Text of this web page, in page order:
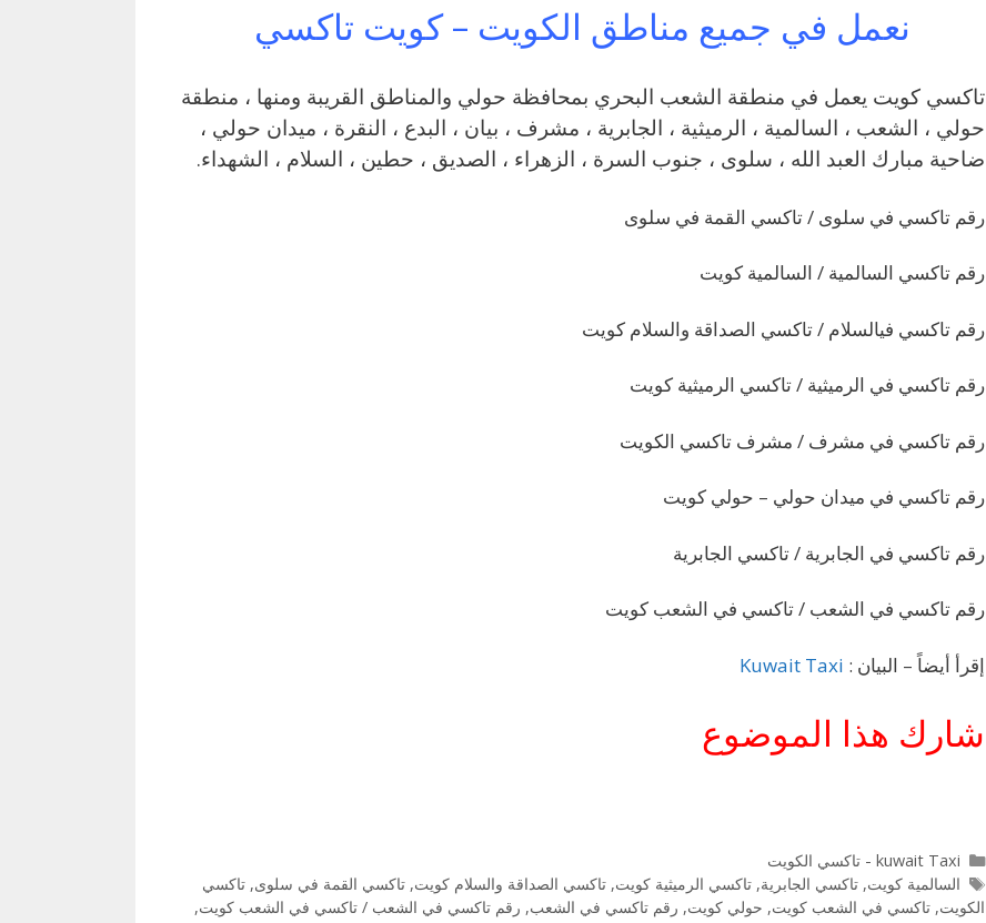
نعمل في جميع مناطق الكويت – كويت تاكسي
تاكسي كويت يعمل في منطقة الشعب البحري بمحافظة حولي والمناطق القريبة ‎ومنها ، منطقة
حولي ، الشعب ، السالمية ، الرميثية ، الجابرية ، مشرف ، بيان ، البدع ، النقرة ، ميدان حولي ،
ضاحية مبارك العبد الله ، سلوى ، جنوب السرة ، الزهراء ، الصديق ، حطين ، السلام ، الشهداء.
رقم تاكسي في سلوى / تاكسي القمة في سلوى
رقم تاكسي السالمية / السالمية كويت
رقم تاكسي فيالسلام / تاكسي الصداقة والسلام كويت
رقم تاكسي في الرميثية / تاكسي الرميثية كويت
رقم تاكسي في مشرف / مشرف تاكسي الكويت
رقم تاكسي في ميدان حولي – حولي كويت
رقم تاكسي في الجابرية / تاكسي الجابرية
رقم تاكسي في الشعب / تاكسي في الشعب كويت
إقرأ أيضاً – البيان : Kuwait Taxi
شارك هذا الموضوع
التصنيفات
kuwait Taxi - تاكسي الكويت
الوسوم
السالمية كويت, تاكسي الجابرية, تاكسي الرميثية كويت, تاكسي الصداقة والسلام كويت, تاكسي القمة في سلوى, تاكسي
الكويت, تاكسي في الشعب كويت, حولي كويت, رقم تاكسي في الشعب, رقم تاكسي في الشعب / تاكسي في الشعب كويت,